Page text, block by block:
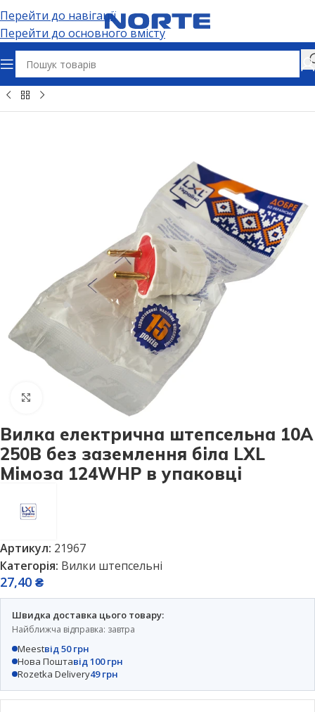
Перейти до навігації
Перейти до основного вмісту
та адаптери Електричні розʼєми Вилки штепсельні
Натисніть, щоб збільшити
Вилка електрична штепсельна 10А
250В без заземлення біла LXL
Мімоза 124WHP в упаковці
Артикул: 21967
Категорія: Вилки штепсельні
27,40 ₴
Швидка доставка цього товару:
Найближча відправка: завтра
Meestвід 50 грн
Нова Поштавід 100 грн
Rozetka Delivery49 грн